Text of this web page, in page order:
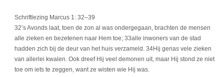
Schriftlezing Marcus 1: 32–39
32’s Avonds laat, toen de zon al was ondergegaan, brachten de mensen
alle zieken en bezetenen naar Hem toe; 33alle inwoners van de stad
hadden zich bij de deur van het huis verzameld. 34Hij genas vele zieken
van allerlei kwalen. Ook dreef Hij veel demonen uit, maar Hij stond ze niet
toe om iets te zeggen, want ze wisten wie Hij was.